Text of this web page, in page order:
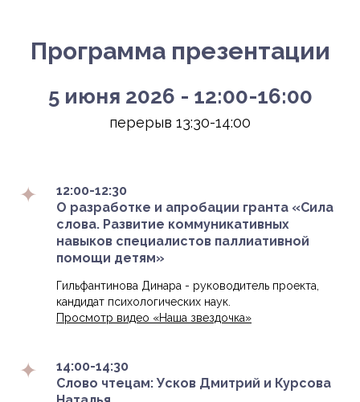
Программа презентации
5 июня 2026 - 12:00-16:00
перерыв 13:30-14:00
12:00-12:30
О разработке и апробации гранта «Сила
слова. Развитие коммуникативных
навыков специалистов паллиативной
помощи детям»
Гильфантинова Динара - руководитель проекта,
кандидат психологических наук.
Просмотр видео «Наша звездочка»
14:00-14:30
Слово чтецам: Усков Дмитрий и Курсова